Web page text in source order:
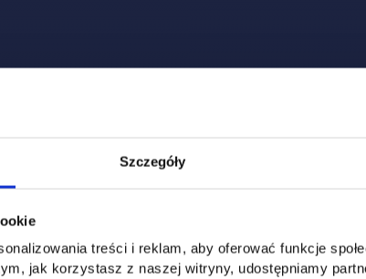
Szczegóły
treści i reklam, aby oferować funkcje
jak korzystasz z naszej witryny, udostępniamy